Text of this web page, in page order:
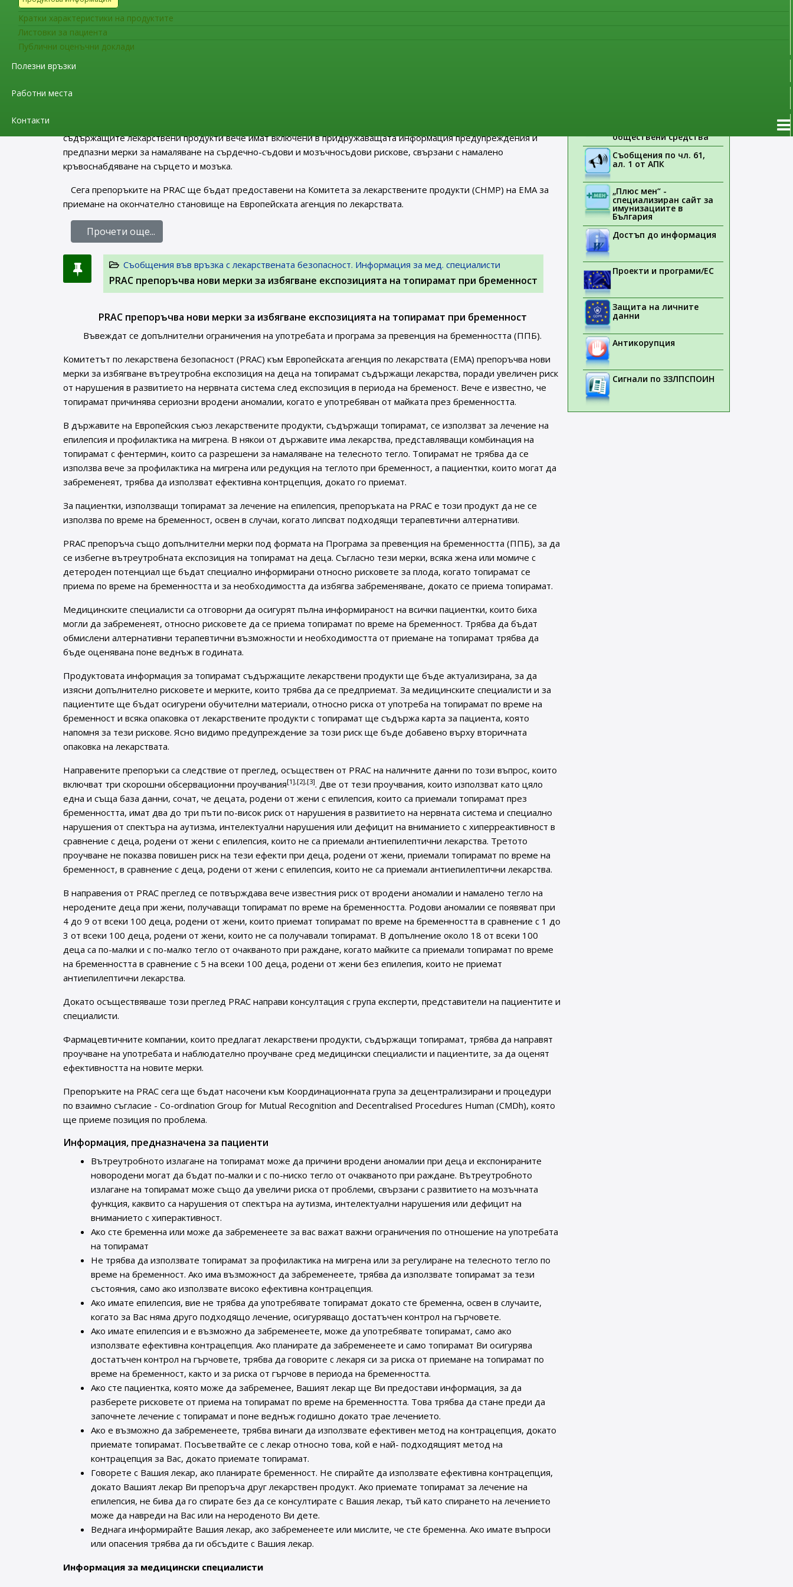
Кратки характеристики на продуктите
Листовки за пациента
Публични оценъчни доклади
Полезни връзки
Работни места
Контакти
Направените препоръки са следствие от оценка на цялата налична информация по този въпрос, включваща
данните за безопасност след разрешаването за употреба. Тази оценка показа, че е възможно псевдоефедрин да
има връзка с рисковете за PRES и RCVS. В хода на оценката PRAC получи препоръка от експертна група, състояща
организации. PRAC взе предвид и информация, предоставена от трета страна, представляваща медицинските
съдържащите лекарствени продукти вече имат включени в придружаващата информация предупреждения и
предпазни мерки за намаляване на сърдечно-съдови и мозъчносъдови рискове, свързани с намалено
кръвоснабдяване на сърцето и мозъка.
Сега препоръките на PRAC ще бъдат предоставени на Комитета за лекарствените продукти (CHMP) на ЕМА за
приемане на окончателно становище на Европейската агенция по лекарствата.
Прочети още...
Съобщения във връзка с лекарствената безопасност. Информация за мед. специалисти
PRAC препоръчва нови мерки за избягване експозицията на топирамат при бременност
PRAC препоръчва нови мерки за избягване експозицията на топирамат при бременност
Въвеждат се допълнителни ограничения на употребата и програма за превенция на бременността (ППБ).
Комитетът по лекарствена безопасност (PRAC) към Европейската агенция по лекарствата (ЕМА) препоръчва нови
мерки за избягване вътреутробна експозиция на деца на топирамат съдържащи лекарства, поради увеличен риск
от нарушения в развитието на нервната система след експозиция в периода на бременост. Вече е известно, че
топирамат причинява сериозни вродени аномалии, когато е употребяван от майката през бременността.
В държавите на Европейския съюз лекарствените продукти, съдържащи топирамат, се използват за лечение на
епилепсия и профилактика на мигрена. В някои от държавите има лекарства, представляващи комбинация на
топирамат с фентермин, които са разрешени за намаляване на телесното тегло. Топирамат не трябва да се
използва вече за профилактика на мигрена или редукция на теглото при бременност, а пациентки, които могат да
забременеят, трябва да използват ефективна контрцепция, докато го приемат.
За пациентки, използващи топирамат за лечение на епилепсия, препоръката на PRAC е този продукт да не се
използва по време на бременност, освен в случаи, когато липсват подходящи терапевтични алтернативи.
PRAC препоръча също допълнителни мерки под формата на Програма за превенция на бременността (ППБ), за да
се избегне вътреутробната експозиция на топирамат на деца. Съгласно тези мерки, всяка жена или момиче с
детероден потенциал ще бъдат специално информирани относно рисковете за плода, когато топирамат се
приема по време на бременността и за необходимостта да избягва забременяване, докато се приема топирамат.
Медицинските специалисти са отговорни да осигурят пълна информираност на всички пациентки, които биха
могли да забременеят, относно рисковете да се приема топирамат по време на бременност. Трябва да бъдат
обмислени алтернативни терапевтични възможности и необходимостта от приемане на топирамат трябва да
бъде оценявана поне веднъж в годината.
Продуктовата информация за топирамат съдържащите лекарствени продукти ще бъде актуализирана, за да
изясни допълнително рисковете и мерките, които трябва да се предприемат. За медицинските специалисти и за
пациентите ще бъдат осигурени обучителни материали, относно риска от употреба на топирамат по време на
бременност и всяка опаковка от лекарствените продукти с топирамат ще съдържа карта за пациента, която
напомня за тези рискове. Ясно видимо предупреждение за този риск ще бъде добавено върху вторичната
опаковка на лекарствата.
Направените препоръки са следствие от преглед, осъществен от PRAC на наличните данни по този въпрос, които
включват три скорошни обсервационни проучвания[1],[2],[3]. Две от тези проучвания, които използват като цяло
една и съща база данни, сочат, че децата, родени от жени с епилепсия, които са приемали топирамат през
бременността, имат два до три пъти по-висок риск от нарушения в развитието на нервната система и специално
нарушения от спектъра на аутизма, интелектуални нарушения или дефицит на вниманието с хиперреактивност в
сравнение с деца, родени от жени с епилепсия, които не са приемали антиепилептични лекарства. Третото
проучване не показва повишен риск на тези ефекти при деца, родени от жени, приемали топирамат по време на
бременност, в сравнение с деца, родени от жени с епилепсия, които не са приемали антиепилептични лекарства.
В направения от PRAC преглед се потвърждава вече известния риск от вродени аномалии и намалено тегло на
неродените деца при жени, получаващи топирамат по време на бременността. Родови аномалии се появяват при
4 до 9 от всеки 100 деца, родени от жени, които приемат топирамат по време на бременността в сравнение с 1 до
3 от всеки 100 деца, родени от жени, които не са получавали топирамат. В допълнение около 18 от всеки 100
деца са по-малки и с по-малко тегло от очакваното при раждане, когато майките са приемали топирамат по време
на бременността в сравнение с 5 на всеки 100 деца, родени от жени без епилепия, които не приемат
антиепилептични лекарства.
Докато осъществяваше този преглед PRAC направи консултация с група експерти, представители на пациентите и
специалисти.
Фармацевтичните компании, които предлагат лекарствени продукти, съдържащи топирамат, трябва да направят
проучване на употребата и наблюдателно проучване сред медицински специалисти и пациентите, за да оценят
ефективността на новите мерки.
Препоръките на PRAC сега ще бъдат насочени към Координационната група за децентрализирани и процедури
по взаимно съгласие - Co-ordination Group for Mutual Recognition and Decentralised Procedures Human (CMDh), която
ще приеме позиция по проблема.
Информация, предназначена за пациенти
Вътреутробното излагане на топирамат може да причини вродени аномалии при деца и експонираните
новородени могат да бъдат по-малки и с по-ниско тегло от очакваното при раждане. Вътреутробното
излагане на топирамат може също да увеличи риска от проблеми, свързани с развитието на мозъчната
функция, каквито са нарушения от спектъра на аутизма, интелектуални нарушения или дефицит на
вниманието с хиперактивност.
Ако сте бременна или може да забременеете за вас важат важни ограничения по отношение на употребата
на топирамат
Не трябва да използвате топирамат за профилактика на мигрена или за регулиране на телесното тегло по
време на бременност. Ако има възможност да забременеете, трябва да използвате топирамат за тези
състояния, само ако използвате високо ефективна контрацепция.
Ако имате епилепсия, вие не трябва да употребявате топирамат докато сте бременна, освен в случаите,
когато за Вас няма друго подходящо лечение, осигуряващо достатъчен контрол на гърчовете.
Ако имате епилепсия и е възможно да забременеете, може да употребявате топирамат, само ако
използвате ефективна контрацепция. Ако планирате да забременеете и само топирамат Ви осигурява
достатъчен контрол на гърчовете, трябва да говорите с лекаря си за риска от приемане на топирамат по
време на бременност, както и за риска от гърчове в периода на бременността.
Ако сте пациентка, която може да забременее, Вашият лекар ще Ви предостави информация, за да
разберете рисковете от приема на топирамат по време на бременността. Това трябва да стане преди да
започнете лечение с топирамат и поне веднъж годишно докато трае лечението.
Ако е възможно да забременеете, трябва винаги да използвате ефективен метод на контрацепция, докато
приемате топирамат. Посъветвайте се с лекар относно това, кой е най- подходящият метод на
контрацепция за Вас, докато приемате топирамат.
Говорете с Вашия лекар, ако планирате бременност. Не спирайте да използвате ефективна контрацепция,
докато Вашият лекар Ви препоръча друг лекарствен продукт. Ако приемате топирамат за лечение на
епилепсия, не бива да го спирате без да се консултирате с Вашия лекар, тъй като спирането на лечението
може да навреди на Вас или на нероденото Ви дете.
Веднага информирайте Вашия лекар, ако забременеете или мислите, че сте бременна. Ако имате въпроси
или опасения трябва да ги обсъдите с Вашия лекар.
Информация за медицински специалисти
обществени средства
Съобщения по чл. 61,
ал. 1 от АПК
„Плюс мен“ -
специализиран сайт за
имунизациите в
България
Достъп до информация
Проекти и програми/ЕС
Защита на личните
данни
Антикорупция
Сигнали по ЗЗЛПСПОИН